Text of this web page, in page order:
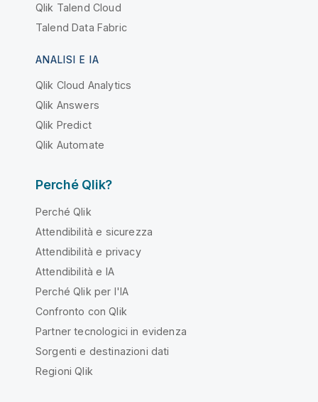
Qlik Talend Cloud
Talend Data Fabric
ANALISI E IA
Qlik Cloud Analytics
Qlik Answers
Qlik Predict
Qlik Automate
Perché Qlik?
Perché Qlik
Attendibilità e sicurezza
Attendibilità e privacy
Attendibilità e IA
Perché Qlik per l'IA
Confronto con Qlik
Partner tecnologici in evidenza
Sorgenti e destinazioni dati
Regioni Qlik